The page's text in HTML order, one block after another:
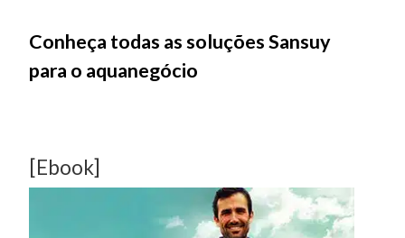
Conheça todas as soluções Sansuy
para o aquanegócio
[Ebook]